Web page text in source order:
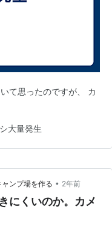
て思ったのですが、 カ
大量発生
ンプ場を作る • 2年前
にくいのか。カメ